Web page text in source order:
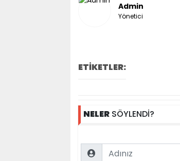
Admin
Yönetici
ETİKETLER:
NELERSÖYLENDİ?
Name